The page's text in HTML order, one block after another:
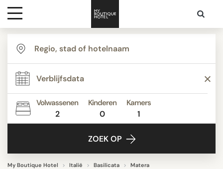
Bestemmingen
Hoteltypes
Contact
Volwassenen
2
Kinderen
0
Kamers
1
ZOEK OP
My Boutique Hotel Italië Basilicata
Matera